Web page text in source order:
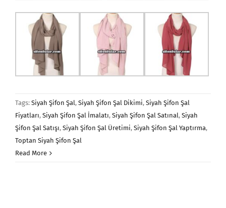
Tags: Siyah Şifon Şal, Siyah Şifon Şal Dikimi, Siyah Şifon Şal
Fiyatları, Siyah Şifon Şal İmalatı, Siyah Şifon Şal Satınal, Siyah
Şifon Şal Satışı, Siyah Şifon Şal Üretimi, Siyah Şifon Şal Yaptırma,
Toptan Siyah Şifon Şal
Read More